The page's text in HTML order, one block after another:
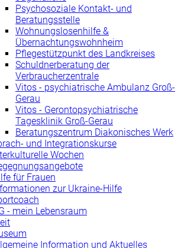
Psychosoziale Kontakt- und
Beratungsstelle
Wohnungslosenhilfe &
Übernachtungswohnheim
Pflegestützpunkt des Landkreises
Schuldnerberatung der
Verbraucherzentrale
Vitos - psychiatrische Ambulanz Groß-
Gerau
Vitos - Gerontopsychiatrische
Tagesklinik Groß-Gerau
Beratungszentrum Diakonisches Werk
und Integrationskurse
Wochen
für Frauen
zur Ukraine-Hilfe
- mein Lebensraum
Information und Aktuelles